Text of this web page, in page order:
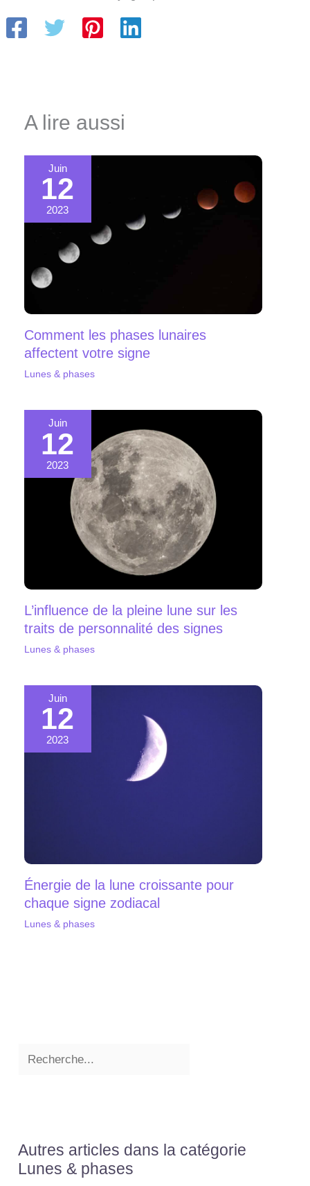
A lire aussi
Juin
12
2023
Comment les phases lunaires
affectent votre signe
Lunes & phases
Juin
12
2023
L’influence de la pleine lune sur les
traits de personnalité des signes
Lunes & phases
Juin
12
2023
Énergie de la lune croissante pour
chaque signe zodiacal
Lunes & phases
Autres articles dans la catégorie
Lunes & phases